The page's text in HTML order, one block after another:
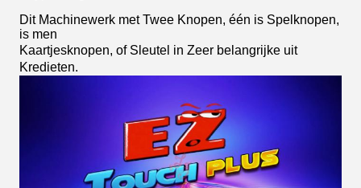
Dit Machinewerk met Twee Knopen, één is Spelknopen,
is men
Kaartjesknopen, of Sleutel in Zeer belangrijke uit
Kredieten.